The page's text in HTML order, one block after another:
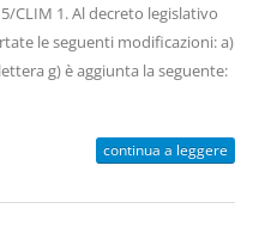
CLIM 1. Al decreto legislativo
le seguenti modificazioni: a)
g) è aggiunta la seguente:
continua a leggere